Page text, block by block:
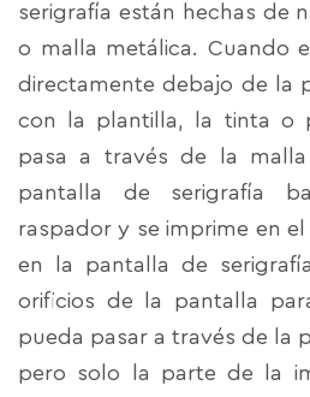
serigrafía están hechas de
o malla metálica. Cuando
directamente debajo de la
con la plantilla, la tinta o
pasa a través de la
pantalla de serigrafía
raspador y se imprime en
en la pantalla de
orificios de la pantalla
pueda pasar a través de la
pero solo la parte de la